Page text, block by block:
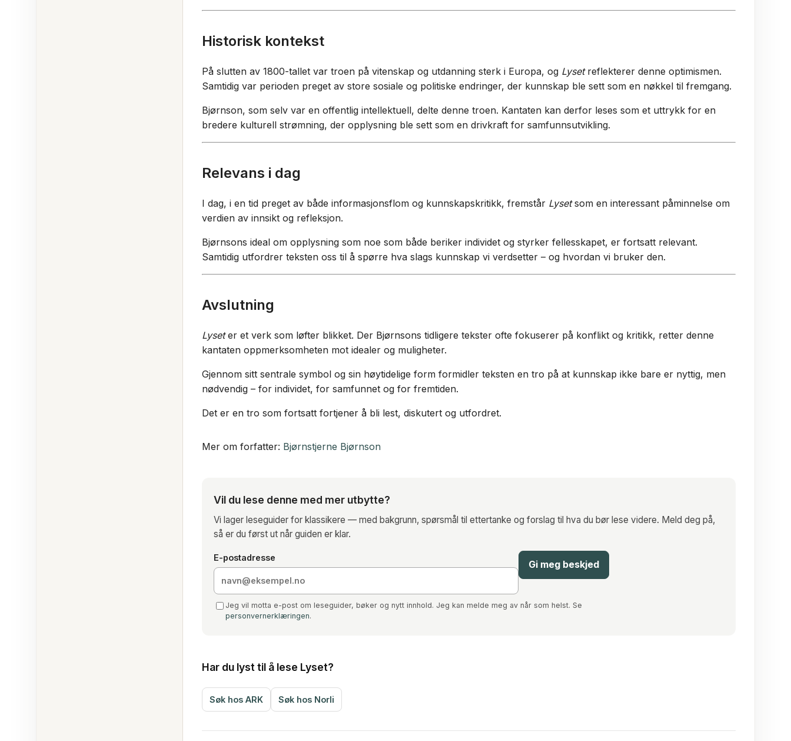
Historisk kontekst
På slutten av 1800-tallet var troen på vitenskap og utdanning sterk i Europa, og Lysetreflekterer denne optimismen.
Samtidig var perioden preget av store sosiale og politiske endringer, der kunnskap ble sett som en nøkkel til fremgang.
Bjørnson, som selv var en offentlig intellektuell, delte denne troen. Kantaten kan derfor leses som et uttrykk for en
bredere kulturell strømning, der opplysning ble sett som en drivkraft for samfunnsutvikling.
Relevans i dag
I dag, i en tid preget av både informasjonsflom og kunnskapskritikk, fremstår Lysetsom en interessant påminnelse om
verdien av innsikt og refleksjon.
Bjørnsons ideal om opplysning som noe som både beriker individet og styrker fellesskapet, er fortsatt relevant.
Samtidig utfordrer teksten oss til å spørre hva slags kunnskap vi verdsetter – og hvordan vi bruker den.
Avslutning
Lyseter et verk som løfter blikket. Der Bjørnsons tidligere tekster ofte fokuserer på konflikt og kritikk, retter denne
kantaten oppmerksomheten mot idealer og muligheter.
Gjennom sitt sentrale symbol og sin høytidelige form formidler teksten en tro på at kunnskap ikke bare er nyttig, men
nødvendig – for individet, for samfunnet og for fremtiden.
Det er en tro som fortsatt fortjener å bli lest, diskutert og utfordret.
Mer om forfatter: Bjørnstjerne Bjørnson
Vil du lese denne med mer utbytte?
Vi lager leseguider for klassikere — med bakgrunn, spørsmål til ettertanke og forslag til hva du bør lese videre. Meld deg på,
så er du først ut når guiden er klar.
E-postadresse
Gi meg beskjed
Jeg vil motta e-post om leseguider, bøker og nytt innhold. Jeg kan melde meg av når som helst. Se
personvernerklæringen.
Har du lyst til å lese Lyset?
Søk hos ARK Søk hos Norli